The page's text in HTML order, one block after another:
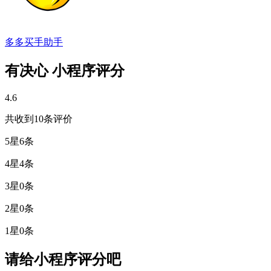
多多买手助手
有决心 小程序评分
4.6
共收到10条评价
5星6条
4星4条
3星0条
2星0条
1星0条
请给小程序评分吧